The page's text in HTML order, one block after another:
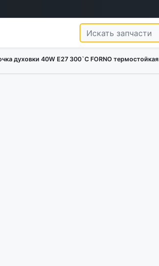
духовки 40W E27 300`C FORNO термостойкая